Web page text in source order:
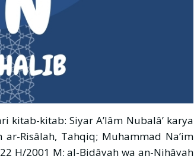
kitab-kitab: Siyar A’lâm Nubalâ’ karya
ar-Risâlah, Tahqiq; Muhammad Na’im
H/2001 M; al-Bidâyah wa an-Nihâyah